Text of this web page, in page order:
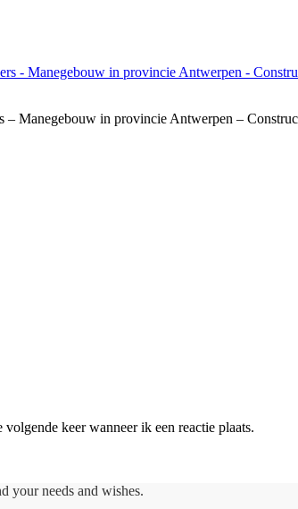
Manegebouw in provincie Antwerpen –
keer wanneer ik een reactie plaats.
your needs and wishes.